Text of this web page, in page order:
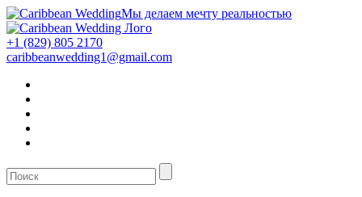
Мы делаем мечту реальностью
+1 (829) 805 2170
caribbeanwedding1@gmail.com